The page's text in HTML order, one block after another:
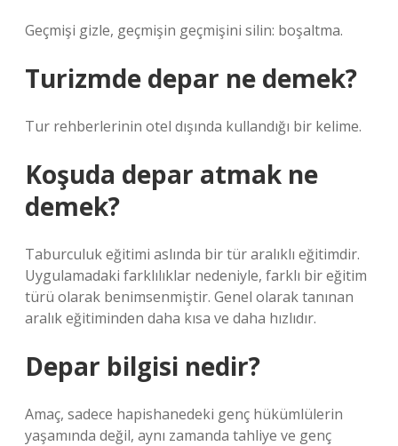
Geçmişi gizle, geçmişin geçmişini silin: boşaltma.
Turizmde depar ne demek?
Tur rehberlerinin otel dışında kullandığı bir kelime.
Koşuda depar atmak ne
demek?
Taburculuk eğitimi aslında bir tür aralıklı eğitimdir.
Uygulamadaki farklılıklar nedeniyle, farklı bir eğitim
türü olarak benimsenmiştir. Genel olarak tanınan
aralık eğitiminden daha kısa ve daha hızlıdır.
Depar bilgisi nedir?
Amaç, sadece hapishanedeki genç hükümlülerin
yaşamında değil, aynı zamanda tahliye ve genç